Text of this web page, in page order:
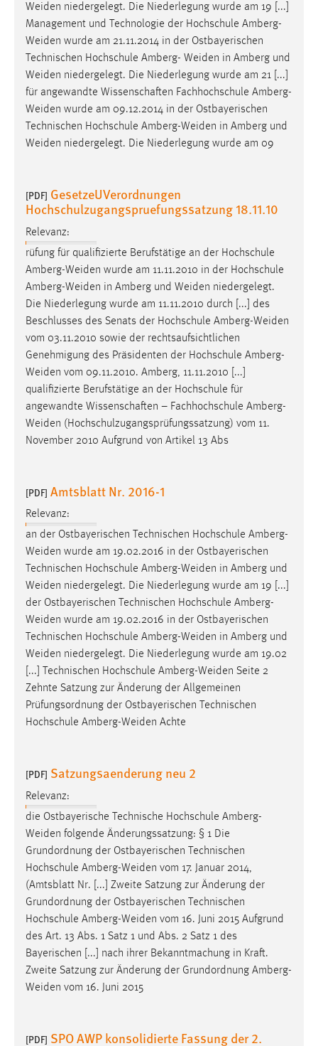
Weiden niedergelegt. Die Niederlegung wurde am 19 [...]
Management und Technologie der Hochschule Amberg-
Weiden wurde am 21.11.2014 in der Ostbayerischen
Technischen Hochschule Amberg- Weiden in Amberg und
Weiden niedergelegt. Die Niederlegung wurde am 21 [...]
für angewandte Wissenschaften Fachhochschule Amberg-
Weiden wurde am 09.12.2014 in der Ostbayerischen
Technischen Hochschule Amberg-Weiden in Amberg und
Weiden niedergelegt. Die Niederlegung wurde am 09
[PDF] GesetzeUVerordnungen
Hochschulzugangspruefungssatzung 18.11.10
Relevanz:
rüfung für qualifizierte Berufstätige an der Hochschule
Amberg-Weiden wurde am 11.11.2010 in der Hochschule
Amberg-Weiden in Amberg und Weiden niedergelegt.
Die Niederlegung wurde am 11.11.2010 durch [...] des
Beschlusses des Senats der Hochschule Amberg-Weiden
vom 03.11.2010 sowie der rechtsaufsichtlichen
Genehmigung des Präsidenten der Hochschule Amberg-
Weiden vom 09.11.2010. Amberg, 11.11.2010 [...]
qualifizierte Berufstätige an der Hochschule für
angewandte Wissenschaften – Fachhochschule Amberg-
Weiden (Hochschulzugangsprüfungssatzung) vom 11.
November 2010 Aufgrund von Artikel 13 Abs
[PDF] Amtsblatt Nr. 2016-1
Relevanz:
an der Ostbayerischen Technischen Hochschule Amberg-
Weiden wurde am 19.02.2016 in der Ostbayerischen
Technischen Hochschule Amberg-Weiden in Amberg und
Weiden niedergelegt. Die Niederlegung wurde am 19 [...]
der Ostbayerischen Technischen Hochschule Amberg-
Weiden wurde am 19.02.2016 in der Ostbayerischen
Technischen Hochschule Amberg-Weiden in Amberg und
Weiden niedergelegt. Die Niederlegung wurde am 19.02
[...] Technischen Hochschule Amberg-Weiden Seite 2
Zehnte Satzung zur Änderung der Allgemeinen
Prüfungsordnung der Ostbayerischen Technischen
Hochschule Amberg-Weiden Achte
[PDF] Satzungsaenderung neu 2
Relevanz:
die Ostbayerische Technische Hochschule Amberg-
Weiden folgende Änderungssatzung: § 1 Die
Grundordnung der Ostbayerischen Technischen
Hochschule Amberg-Weiden vom 17. Januar 2014,
(Amtsblatt Nr. [...] Zweite Satzung zur Änderung der
Grundordnung der Ostbayerischen Technischen
Hochschule Amberg-Weiden vom 16. Juni 2015 Aufgrund
des Art. 13 Abs. 1 Satz 1 und Abs. 2 Satz 1 des
Bayerischen [...] nach ihrer Bekanntmachung in Kraft.
Zweite Satzung zur Änderung der Grundordnung Amberg-
Weiden vom 16. Juni 2015
[PDF] SPO AWP konsolidierte Fassung der 2.
Conversion-Tracking
Cookie Laufzeit:
3 Monate
Facebook Pixel
Name:
_fbp
Zweck:
Cookie Laufzeit:
3 Monate
EXTERNE MEDIEN
Um Inhalte von Videoplattformen und Social Media
Plattformen anzeigen zu können, werden von diesen
externen Medien Cookies gesetzt.
YouTube